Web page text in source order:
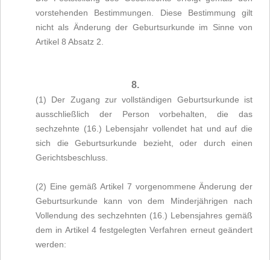
vorstehenden Bestimmungen. Diese Bestimmung gilt
nicht als Änderung der Geburtsurkunde im Sinne von
Artikel 8 Absatz 2.
8.
(1) Der Zugang zur vollständigen Geburtsurkunde ist
ausschließlich der Person vorbehalten, die das
sechzehnte (16.) Lebensjahr vollendet hat und auf die
sich die Geburtsurkunde bezieht, oder durch einen
Gerichtsbeschluss.
(2) Eine gemäß Artikel 7 vorgenommene Änderung der
Geburtsurkunde kann von dem Minderjährigen nach
Vollendung des sechzehnten (16.) Lebensjahres gemäß
dem in Artikel 4 festgelegten Verfahren erneut geändert
werden: